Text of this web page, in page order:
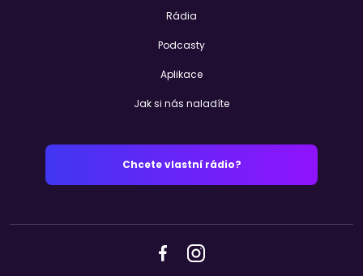
Rádia
Podcasty
Aplikace
Jak si nás naladíte
Chcete vlastní rádio?